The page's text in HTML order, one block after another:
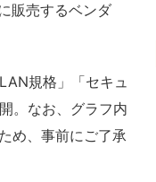
販売するベンダ
規格」「セキュ
。なお、グラフ内
め、事前にご了承